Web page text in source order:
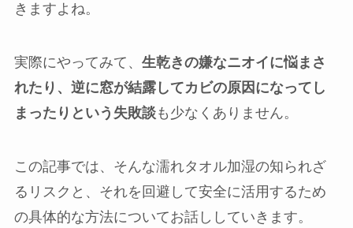
きますよね。
実際にやってみて、 生乾きの嫌なニオイに悩まさ
れたり、逆に窓が結露してカビの原因になってし
まったりという失敗談も少なくありません。
この記事では、そんな濡れタオル加湿の知られざ
るリスクと、それを回避して安全に活用するため
の具体的な方法についてお話ししていきます。